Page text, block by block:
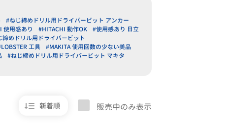
#ねじ締めドリル用ドライバービット アンカー
使用感あり #HITACHI 動作OK
#使用感あり 日立
締めドリル用ドライバービット
工具
#MAKITA 使用回数の少ない美品
#ねじ締めドリル用ドライバービット マキタ
新着順 販売中のみ表示